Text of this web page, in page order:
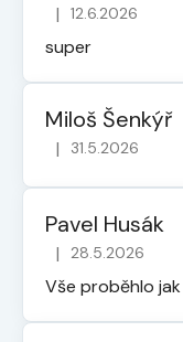
Hodnocení
| 12.6.2026
super
Miloš Šenkýř
Hodnocení
| 31.5.2026
Pavel Husák
Hodnocení
| 28.5.2026
Vše proběhlo jak